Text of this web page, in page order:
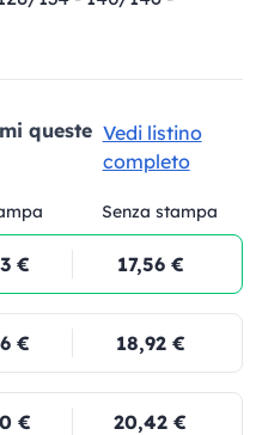
queste Vedi listino
completo
Senza stampa
€ 17,56 €
€ 18,92 €
€ 20,42 €